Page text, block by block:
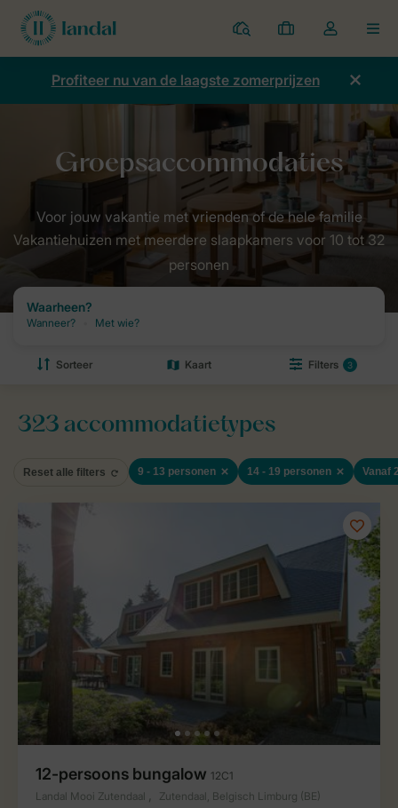
Parken
Mijn
boekingen
Open
de
dropdown
account
Profiteer nu van de laagste zomerprijzen
Vakantiehuizen met meerdere slaapkamers voor 10 tot 32
personen